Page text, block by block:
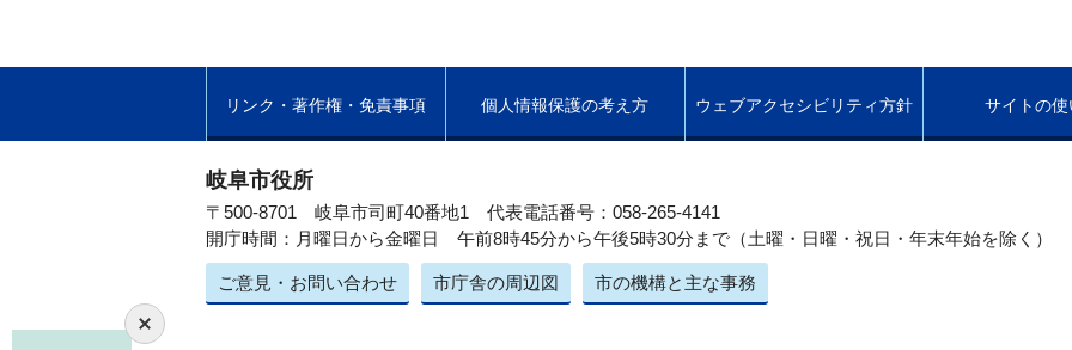
リンク・著作権・免責事項 個人情報保護の考え方 ウェブアクセシビリティ方針 サイトの使
岐阜市役所
〒500-8701 岐阜市司町40番地1 代表電話番号：058-265-4141
開庁時間：月曜日から金曜日 午前8時45分から午後5時30分まで（土曜・日曜・祝日・年末年始を除く）
ご意見・お問い合わせ 市庁舎の周辺図 市の機構と主な事務